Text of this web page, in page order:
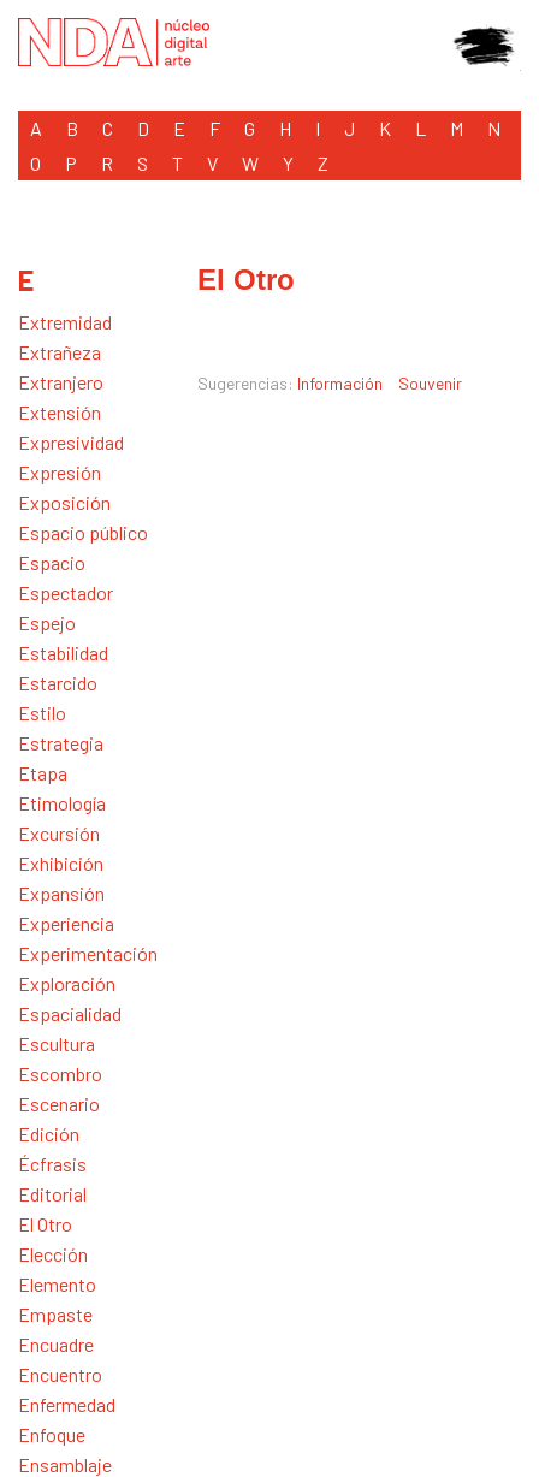
A B C D E F G H I J K L M
N
O
P R S T V W Y Z
E
Extremidad
Extrañeza
Extranjero
Extensión
Expresividad
Expresión
Exposición
Espacio público
Espacio
Espectador
Espejo
Estabilidad
Estarcido
Estilo
Estrategia
Etapa
Etimología
Excursión
Exhibición
Expansión
Experiencia
Experimentación
Exploración
Espacialidad
Escultura
Escombro
Escenario
Edición
Écfrasis
Editorial
El Otro
Elección
Elemento
Empaste
Encuadre
Encuentro
Enfermedad
Enfoque
Ensamblaje
El Otro
Sugerencias: Información Souvenir